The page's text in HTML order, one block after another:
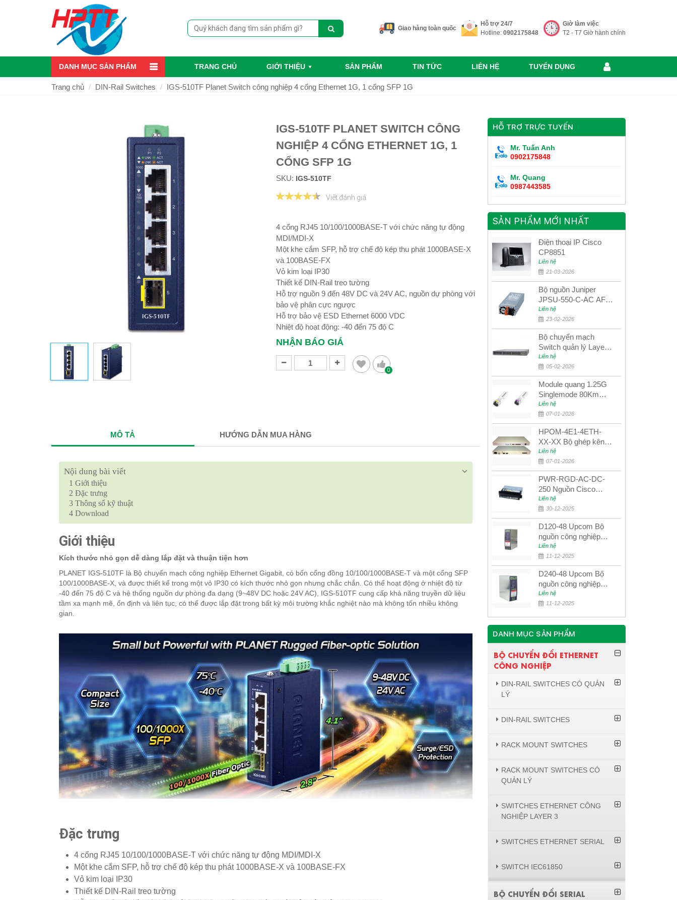
Giao hàng toàn quốc
Hỗ trợ 24/7
Hotline: 0902175848
Giờ làm việc
T2 - T7 Giờ hành chính
DANH MỤC SẢN PHẨM TRANG CHỦ GIỚI THIỆU SẢN PHẨM TIN TỨC LIÊN HỆ TUYỂN DỤNG
Trang chủ DIN-Rail Switches IGS-510TF Planet Switch công nghiệp 4 cổng Ethernet 1G, 1 cổng SFP 1G
IGS-510TF PLANET SWITCH CÔNG
NGHIỆP 4 CỔNG ETHERNET 1G, 1
CỔNG SFP 1G
SKU: IGS-510TF
Viết đánh giá
4 cổng RJ45 10/100/1000BASE-T với chức năng tự động
MDI/MDI-X
Một khe cắm SFP, hỗ trợ chế độ kép thu phát 1000BASE-X
và 100BASE-FX
Vỏ kim loại IP30
Thiết kế DIN-Rail treo tường
Hỗ trợ nguồn 9 đến 48V DC và 24V AC, nguồn dự phòng với
bảo vệ phân cực ngược
Hỗ trợ bảo vệ ESD Ethernet 6000 VDC
Nhiệt độ hoạt động: -40 đến 75 độ C
NHẬN BÁO GIÁ
0
MÔ TẢ HƯỚNG DẪN MUA HÀNG
Nội dung bài viết
1 Giới thiệu
2 Đặc trưng
3 Thông số kỹ thuật
4 Download
Giới thiệu
Kích thước nhỏ gọn dễ dàng lắp đặt và thuận tiện hơn
PLANET IGS-510TF là Bộ chuyển mạch công nghiệp Ethernet Gigabit, có bốn cổng đồng 10/100/1000BASE-T và một cổng SFP
100/1000BASE-X, và được thiết kế trong một vỏ IP30 có kích thước nhỏ gọn nhưng chắc chắn. Có thể hoạt động ở nhiệt độ từ
-40 đến 75 độ C và hệ thống nguồn dự phòng đa dạng (9~48V DC hoặc 24V AC), IGS-510TF cung cấp khả năng truyền dữ liệu
tầm xa mạnh mẽ, ổn định và liên tục, có thể được lắp đặt trong bất kỳ môi trường khắc nghiệt nào mà không tốn nhiều không
gian.
Đặc trưng
4 cổng RJ45 10/100/1000BASE-T với chức năng tự động MDI/MDI-X
Một khe cắm SFP, hỗ trợ chế độ kép thu phát 1000BASE-X và 100BASE-FX
Vỏ kim loại IP30
Thiết kế DIN-Rail treo tường
HỖ TRỢ TRỰC TUYẾN
Mr. Tuấn Anh
0902175848
Mr. Quang
0987443585
SẢN PHẨM MỚI NHẤT
Điện thoại IP Cisco
CP8851
Liên hệ
21-03-2026
Bộ nguồn Juniper
JPSU-550-C-AC AFO
nguồn AC công suất
550W dùng cho dòng
switch Juniper
Networks EX4400
Liên hệ
23-02-2026
Bộ chuyển mạch
Switch quản lý Layer 3
Juniper QFX5100-48S
Liên hệ
05-02-2026
Module quang 1.25G
Singlemode 80Km
UPCOM MWS-12-45-
80AD/MWS-12-54-
80BD
Liên hệ
07-01-2026
HPOM-4E1-4ETH-
XX-XX Bộ ghép kênh
quang quản lý SDH
4E1+4ETH+RS232
Liên hệ
07-01-2026
PWR-RGD-AC-DC-
250 Nguồn Cisco
Industrial 250W
PoE/PoE+
Liên hệ
30-12-2025
D120-48 Upcom Bộ
nguồn công nghiệp
đầu ra đơn 120W
48VDC
Liên hệ
11-12-2025
D240-48 Upcom Bộ
nguồn công nghiệp
đầu ra đơn 240W
48VDC
Liên hệ
11-12-2025
DANH MỤC SẢN PHẨM
BỘ CHUYỂN ĐỔI ETHERNET
CÔNG NGHIỆP
DIN-RAIL SWITCHES CÓ QUẢN
LÝ
DIN-RAIL SWITCHES
RACK MOUNT SWITCHES
RACK MOUNT SWITCHES CÓ
QUẢN LÝ
SWITCHES ETHERNET CÔNG
NGHIỆP LAYER 3
SWITCHES ETHERNET SERIAL
SWITCH IEC61850
BỘ CHUYỂN ĐỔI SERIAL